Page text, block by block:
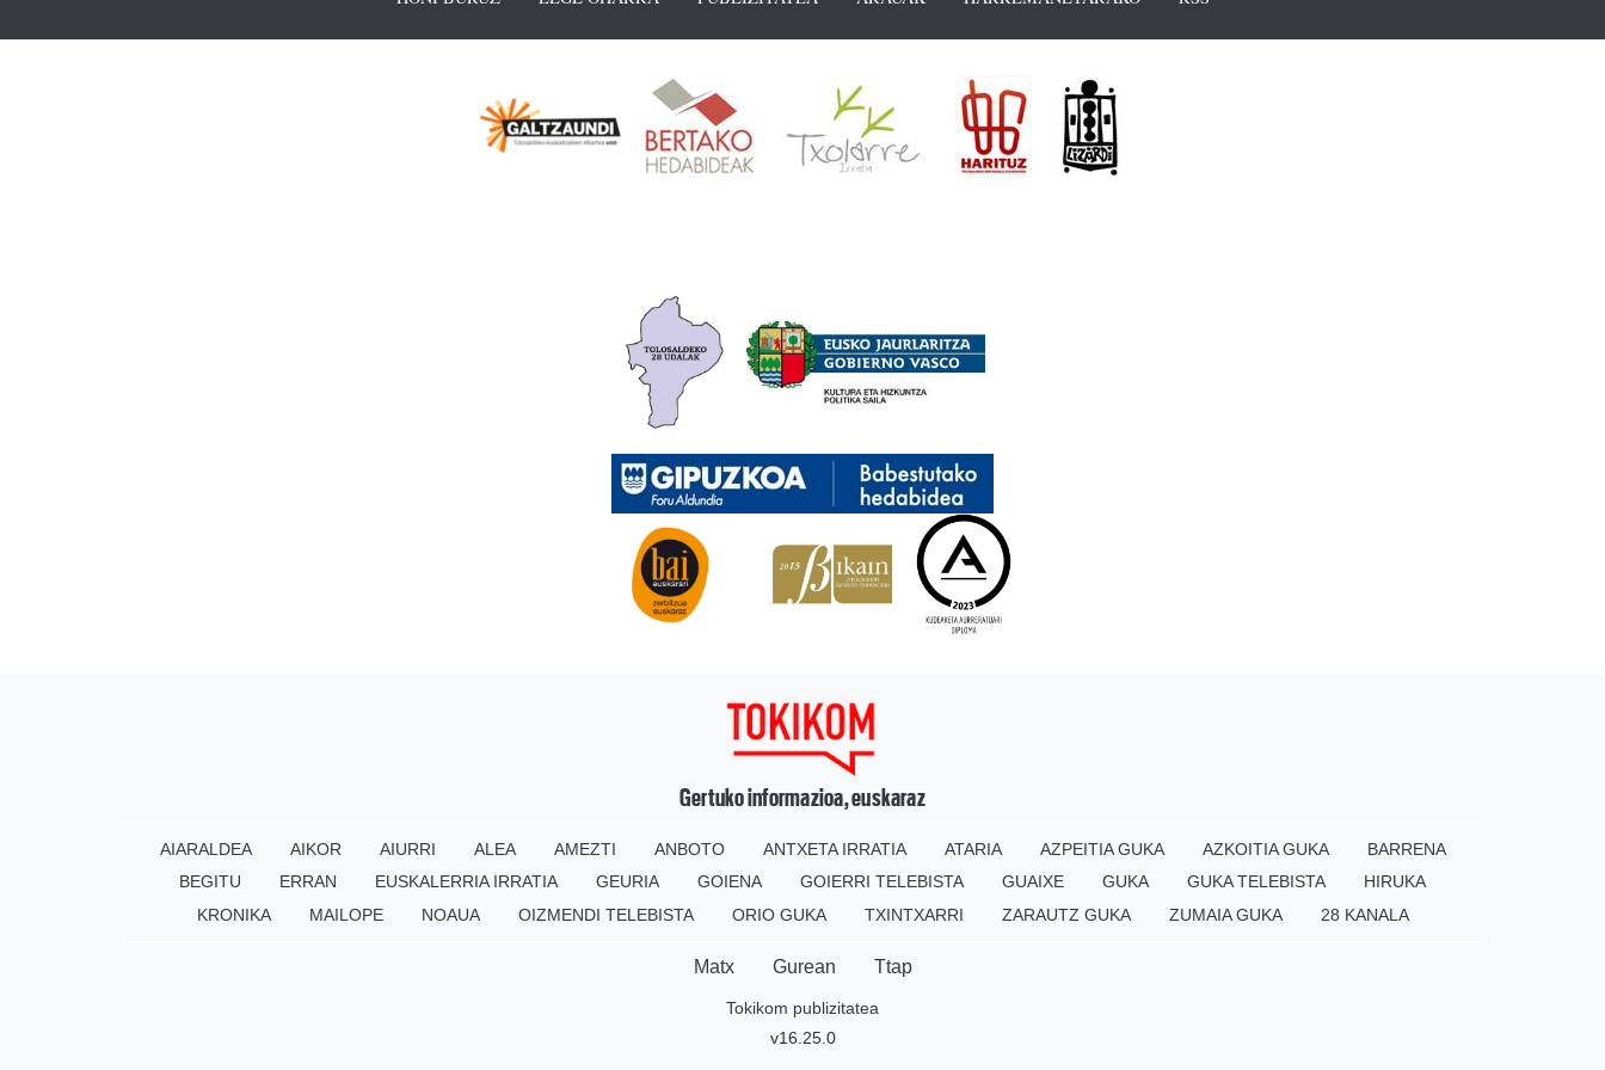
Gertuko informazioa, euskaraz
AIARALDEA AIKOR AIURRI ALEA AMEZTI ANBOTO ANTXETA IRRATIA ATARIA AZPEITIA GUKA AZKOITIA GUKA
BARRENA
BEGITU
ERRAN EUSKALERRIA IRRATIA GEURIA GOIENA GOIERRI TELEBISTA GUAIXE GUKA GUKA TELEBISTA
HIRUKA
KRONIKA
MAILOPE NOAUA OIZMENDI TELEBISTA ORIO GUKA TXINTXARRI ZARAUTZ GUKA ZUMAIA GUKA 28 KANALA
Matx Gurean Ttap
Tokikom publizitatea
v16.25.0